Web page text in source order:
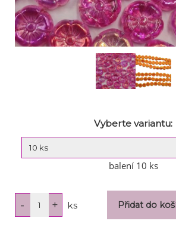
Vyberte variantu:
balení 10 ks
ks